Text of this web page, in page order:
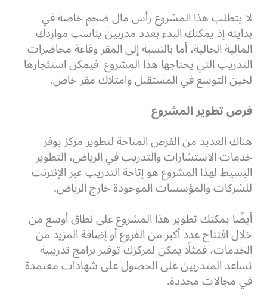
لا يتطلب هذا المشروع رأس مال ضخم خاصة في
بدايته إذ يمكنك البدء بعدد مدربين يناسب مواردك
المالية الحالية، أما بالنسبة إلى المقر وقاعة محاضرات
التدريب التي يحتاجها هذا المشروع فيمكن استئجارها
لحين التوسع في المستقبل وامتلاك مقر خاص.
فرص تطوير المشروع
هناك العديد من الفرص المتاحة لتطوير مركز يوفر
خدمات الاستشارات والتدريب في الرياض، التطوير
البسيط لهذا المشروع هو إتاحة التدريب عبر الإنترنت
للشركات والمؤسسات الموجودة خارج الرياض.
أيضًا يمكنك تطوير هذا المشروع على نطاق أوسع من
خلال افتتاح عدد أكبر من الفروع أو إضافة المزيد من
الخدمات، فمثلًا يمكن لمركزك توفير برامج تدريبية
تساعد المتدربين على الحصول على شهادات معتمدة
في مجالات محددة.